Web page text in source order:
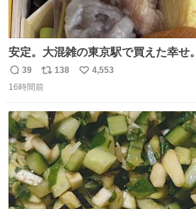
安定。大混雑の東京駅で買えた幸せ。
返
信
39
リ
ポ
ト
数
138
い
数
4,553
16時間前